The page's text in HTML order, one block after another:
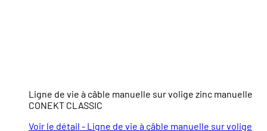
Ligne de vie à câble manuelle sur volige zinc manuelle
CONEKT CLASSIC
Voir le détail - Ligne de vie à câble manuelle sur volige